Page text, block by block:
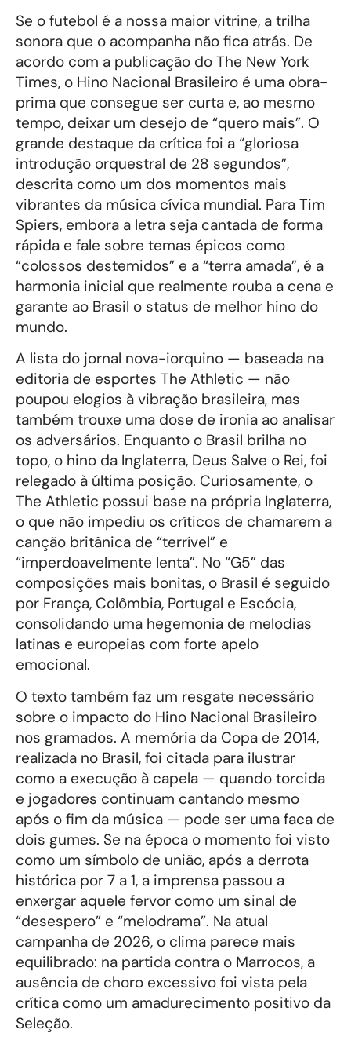
Se o futebol é a nossa maior vitrine, a trilha
sonora que o acompanha não fica atrás. De
acordo com a publicação do The New York
Times, o Hino Nacional Brasileiro é uma obra-
prima que consegue ser curta e, ao mesmo
tempo, deixar um desejo de “quero mais”. O
grande destaque da crítica foi a “gloriosa
introdução orquestral de 28 segundos”,
descrita como um dos momentos mais
vibrantes da música cívica mundial. Para Tim
Spiers, embora a letra seja cantada de forma
rápida e fale sobre temas épicos como
“colossos destemidos” e a “terra amada”, é a
harmonia inicial que realmente rouba a cena e
garante ao Brasil o status de melhor hino do
mundo.
A lista do jornal nova-iorquino — baseada na
editoria de esportes The Athletic — não
poupou elogios à vibração brasileira, mas
também trouxe uma dose de ironia ao analisar
os adversários. Enquanto o Brasil brilha no
topo, o hino da Inglaterra, Deus Salve o Rei, foi
relegado à última posição. Curiosamente, o
The Athletic possui base na própria Inglaterra,
o que não impediu os críticos de chamarem a
canção britânica de “terrível” e
“imperdoavelmente lenta”. No “G5” das
composições mais bonitas, o Brasil é seguido
por França, Colômbia, Portugal e Escócia,
consolidando uma hegemonia de melodias
latinas e europeias com forte apelo
emocional.
O texto também faz um resgate necessário
sobre o impacto do Hino Nacional Brasileiro
nos gramados. A memória da Copa de 2014,
realizada no Brasil, foi citada para ilustrar
como a execução à capela — quando torcida
e jogadores continuam cantando mesmo
após o fim da música — pode ser uma faca de
dois gumes. Se na época o momento foi visto
como um símbolo de união, após a derrota
histórica por 7 a 1, a imprensa passou a
enxergar aquele fervor como um sinal de
“desespero” e “melodrama”. Na atual
campanha de 2026, o clima parece mais
equilibrado: na partida contra o Marrocos, a
ausência de choro excessivo foi vista pela
crítica como um amadurecimento positivo da
Seleção.